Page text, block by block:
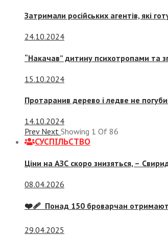
Затримали російських агентів, які
24.10.2024
“Накачав” дитину психотропами та
15.10.2024
Протаранив дерево і ледве не
14.10.2024
Prev Next Showing 1 Of 86
СУСПIЛЬСТВО
Ціни на АЗС скоро знизяться, –
08.04.2026
❤️‍🩹 Понад 150 броварчан
29.04.2025